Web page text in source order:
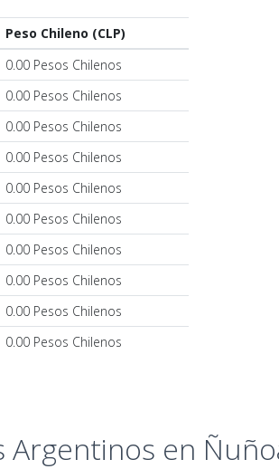
Peso Chileno (CLP)
0.00 Pesos Chilenos
0.00 Pesos Chilenos
0.00 Pesos Chilenos
0.00 Pesos Chilenos
0.00 Pesos Chilenos
0.00 Pesos Chilenos
0.00 Pesos Chilenos
0.00 Pesos Chilenos
0.00 Pesos Chilenos
0.00 Pesos Chilenos
en